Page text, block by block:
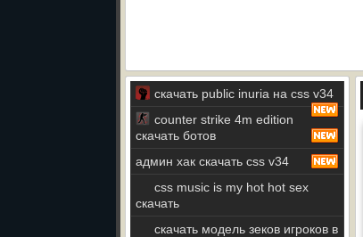
скачать public inuria на css v34
counter strike 4m edition
скачать ботов
админ хак скачать css v34
css music is my hot hot sex
скачать
скачать модель зеков игроков в